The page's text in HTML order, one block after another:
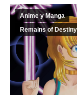
Anime y Manga
Remains of Destiny